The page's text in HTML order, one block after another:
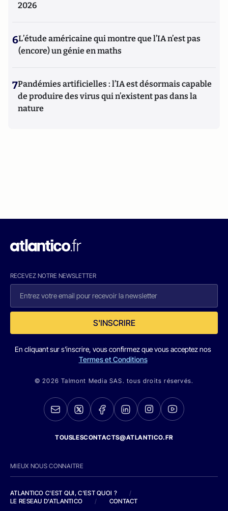
2026
6L’étude américaine qui montre que l’IA n’est pas
(encore) un génie en maths
7Pandémies artificielles : l’IA est désormais capable
de produire des virus qui n’existent pas dans la
nature
RECEVEZ NOTRE NEWSLETTER
S'INSCRIRE
En cliquant sur s'inscrire, vous confirmez que vous acceptez nos
Termes et Conditions
© 2026 Talmont Media SAS. tous droits réservés.
TOUSLESCONTACTS@ATLANTICO.FR
MIEUX NOUS CONNAITRE
ATLANTICO C'EST QUI, C'EST QUOI ?
/
LE RESEAU D'ATLANTICO
/ CONTACT